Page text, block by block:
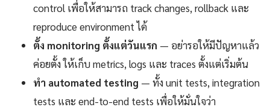
control เพื่อให้สามารถ track changes, rollback และ
reproduce environment ได้
ตั้ง monitoring ตั้งแต่วันแรก — อย่ารอให้มีปัญหาแล้ว
ค่อยตั้ง ให้เก็บ metrics, logs และ traces ตั้งแต่เริ่มต้น
ทำ automated testing — ทั้ง unit tests, integration
tests และ end-to-end tests เพื่อให้มั่นใจว่า